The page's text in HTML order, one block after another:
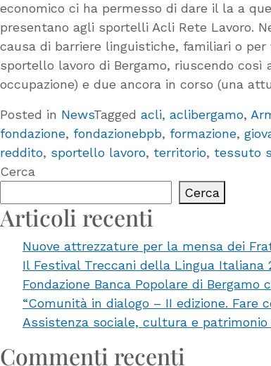
economico ci ha permesso di dare il la a
presentano agli sportelli Acli Rete Lavoro.
causa di barriere linguistiche, familiari o
sportello lavoro di Bergamo, riuscendo
occupazione) e due ancora in corso (una
Posted in NewsTagged acli, aclibergamo,
fondazione, fondazionebpb, formazione,
reddito, sportello lavoro, territorio, tessuto
Cerca
Cerca
Articoli recenti
Nuove attrezzature per la mensa dei
Il Festival Treccani della Lingua Italiana
Fondazione Banca Popolare di
“Comunità in dialogo – II edizione. Fare
Assistenza sociale, cultura e patrimonio
Commenti recenti